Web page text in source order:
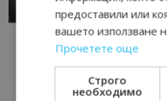
предоставили или
вашето използване
Прочетете още
Строго
необходимо